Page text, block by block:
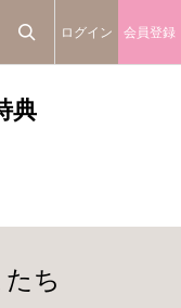
ログイン 会員登録
典
ち